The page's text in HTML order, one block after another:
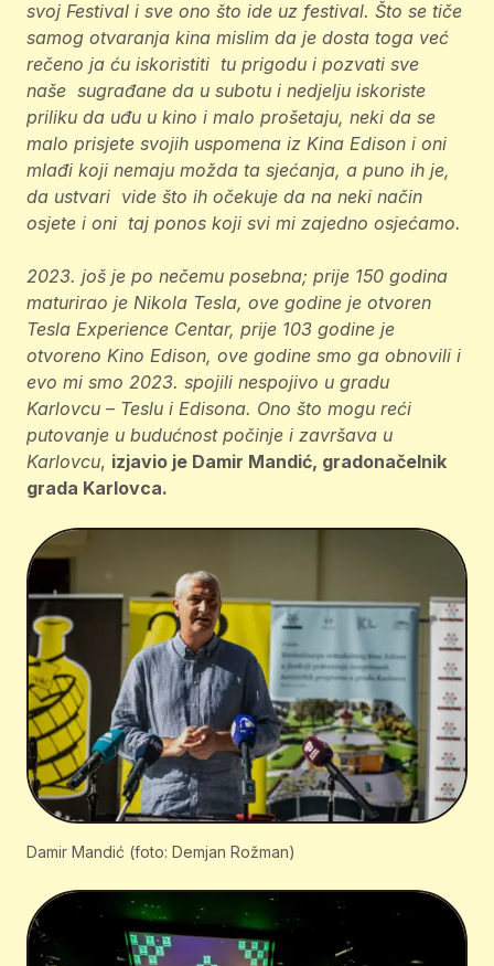
svoj Festival i sve ono što ide uz festival. Što se tiče
samog otvaranja kina mislim da je dosta toga već
rečeno ja ću iskoristiti tu prigodu i pozvati sve
naše sugrađane da u subotu i nedjelju iskoriste
priliku da uđu u kino i malo prošetaju, neki da se
malo prisjete svojih uspomena iz Kina Edison i oni
mlađi koji nemaju možda ta sjećanja, a puno ih je,
da ustvari vide što ih očekuje da na neki način
osjete i oni taj ponos koji svi mi zajedno osjećamo.
2023. još je po nečemu posebna; prije 150 godina
maturirao je Nikola Tesla, ove godine je otvoren
Tesla Experience Centar, prije 103 godine je
otvoreno Kino Edison, ove godine smo ga obnovili i
evo mi smo 2023. spojili nespojivo u gradu
Karlovcu – Teslu i Edisona. Ono što mogu reći
putovanje u budućnost počinje i završava u
Karlovcu, izjavio je Damir Mandić, gradonačelnik
grada Karlovca.
Damir Mandić (foto: Demjan Rožman)